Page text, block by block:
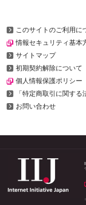
このサイトのご利用に
情報セキュリティ基本
サイトマップ
初期契約解除について
個人情報保護ポリシー
「特定商取引に関す
お問い合わせ